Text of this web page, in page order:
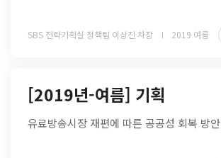
SBS 전략기획실 정책팀 이상진 차장 2019 여름
[2019년-여름] 기획
유료방송시장 재편에 따른 공공성 회복 방안